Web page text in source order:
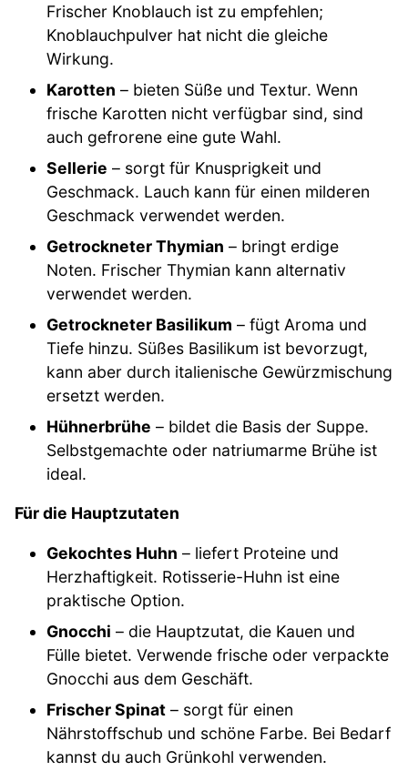
Frischer Knoblauch ist zu empfehlen;
Knoblauchpulver hat nicht die gleiche
Wirkung.
Karotten – bieten Süße und Textur. Wenn
frische Karotten nicht verfügbar sind, sind
auch gefrorene eine gute Wahl.
Sellerie – sorgt für Knusprigkeit und
Geschmack. Lauch kann für einen milderen
Geschmack verwendet werden.
Getrockneter Thymian – bringt erdige
Noten. Frischer Thymian kann alternativ
verwendet werden.
Getrockneter Basilikum – fügt Aroma und
Tiefe hinzu. Süßes Basilikum ist bevorzugt,
kann aber durch italienische Gewürzmischung
ersetzt werden.
Hühnerbrühe – bildet die Basis der Suppe.
Selbstgemachte oder natriumarme Brühe ist
ideal.
Für die Hauptzutaten
Gekochtes Huhn – liefert Proteine und
Herzhaftigkeit. Rotisserie-Huhn ist eine
praktische Option.
Gnocchi – die Hauptzutat, die Kauen und
Fülle bietet. Verwende frische oder verpackte
Gnocchi aus dem Geschäft.
Frischer Spinat – sorgt für einen
Nährstoffschub und schöne Farbe. Bei Bedarf
kannst du auch Grünkohl verwenden.